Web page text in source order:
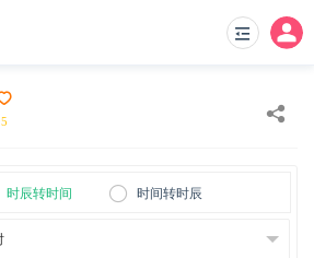
5
时辰转时间 时间转时辰